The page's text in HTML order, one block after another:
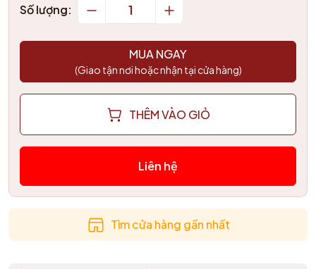
Số lượng:
MUA NGAY
(Giao tận nơi hoặc nhận tại cửa hàng)
THÊM VÀO GIỎ
Liên hệ
Tìm cửa hàng gần nhất